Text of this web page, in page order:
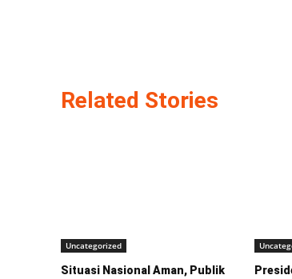
Related Stories
Uncategorized
Situasi Nasional Aman, Publik